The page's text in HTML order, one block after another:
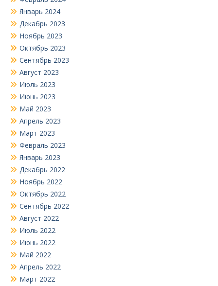
Январь 2024
Декабрь 2023
Ноябрь 2023
Октябрь 2023
Сентябрь 2023
Август 2023
Июль 2023
Июнь 2023
Май 2023
Апрель 2023
Март 2023
Февраль 2023
Январь 2023
Декабрь 2022
Ноябрь 2022
Октябрь 2022
Сентябрь 2022
Август 2022
Июль 2022
Июнь 2022
Май 2022
Апрель 2022
Март 2022